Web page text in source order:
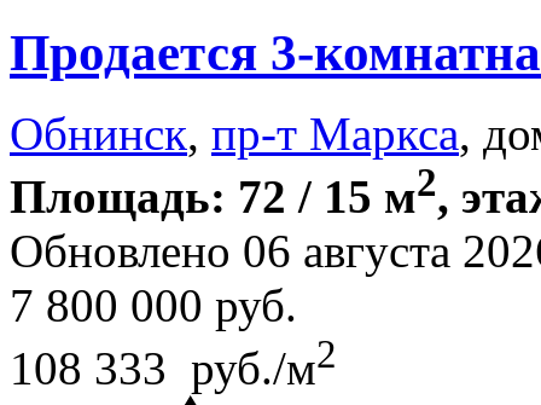
Продается 3-
Обнинск, пр-т Маркса,
Площадь: 72 / 15 м2,
Обновлено 06 августа
7 800 000 руб.
108 333 руб./м2